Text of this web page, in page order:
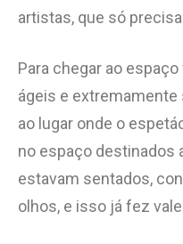
artistas, que só
Para chegar ao
ágeis e
ao lugar onde o
no espaço destinados
estavam sentados,
olhos, e isso já fez